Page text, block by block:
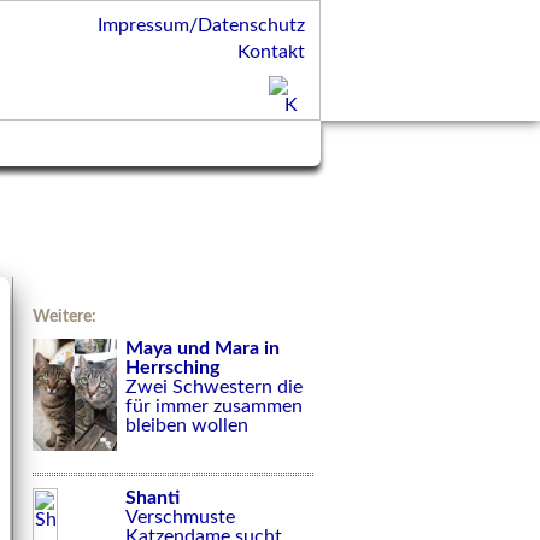
Weitere:
Maya und Mara in
Herrsching
Zwei Schwestern die
für immer zusammen
bleiben wollen
Shanti
Verschmuste
Impressum/Datenschutz
Kontakt